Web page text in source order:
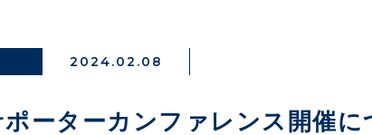
2024.02.08
ーターカンファレンス開催に